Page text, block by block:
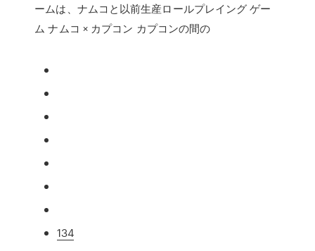
ームは、ナムコと以前生産ロールプレイング ゲー
ム ナムコ × カプコン カプコンの間の
134